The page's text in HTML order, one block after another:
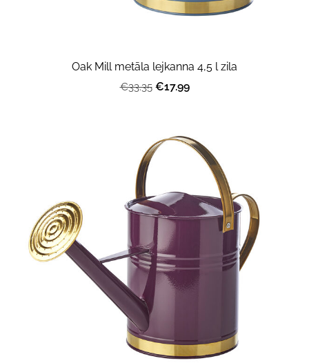
Oak Mill metāla lejkanna 4,5 l zila
€33.35 €17.99